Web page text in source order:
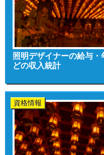
照明デザイナーの給与
どの収入統計
資格情報